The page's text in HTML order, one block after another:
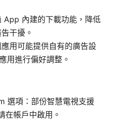
App 內建的下載功能，降低
干擾。
用可能提供自有的廣告設
用進行偏好調整。
選項：部份智慧電視支援
在帳戶中啟用。